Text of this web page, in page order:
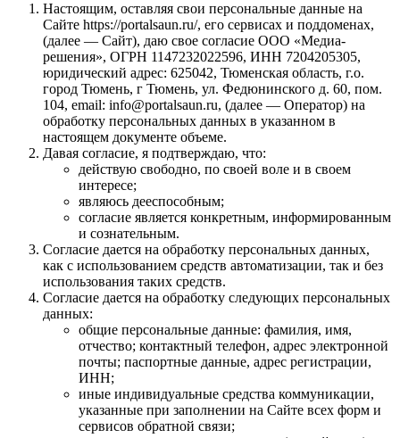
Настоящим, оставляя свои персональные данные на
Сайте https://portalsaun.ru/, его сервисах и поддоменах,
(далее — Сайт), даю свое согласие ООО «Медиа-
решения», ОГРН 1147232022596, ИНН 7204205305,
юридический адрес: 625042, Тюменская область, г.о.
город Тюмень, г Тюмень, ул. Федюнинского д. 60, пом.
104, email: info@portalsaun.ru, (далее — Оператор) на
обработку персональных данных в указанном в
настоящем документе объеме.
Давая согласие, я подтверждаю, что:
действую свободно, по своей воле и в своем
интересе;
являюсь дееспособным;
согласие является конкретным, информированным
и сознательным.
Согласие дается на обработку персональных данных,
как с использованием средств автоматизации, так и без
использования таких средств.
Согласие дается на обработку следующих персональных
данных:
общие персональные данные: фамилия, имя,
отчество; контактный телефон, адрес электронной
почты; паспортные данные, адрес регистрации,
ИНН;
иные индивидуальные средства коммуникации,
указанные при заполнении на Сайте всех форм и
сервисов обратной связи;